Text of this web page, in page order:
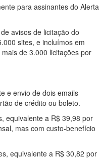
para assinantes do Alerta
avisos de licitação do
sites, e incluímos em
de 3.000 licitações por
e envio de dois emails
de crédito ou boleto.
equivalente a R$ 39,98 por
mas com custo-benefício
equivalente a R$ 30,82 por